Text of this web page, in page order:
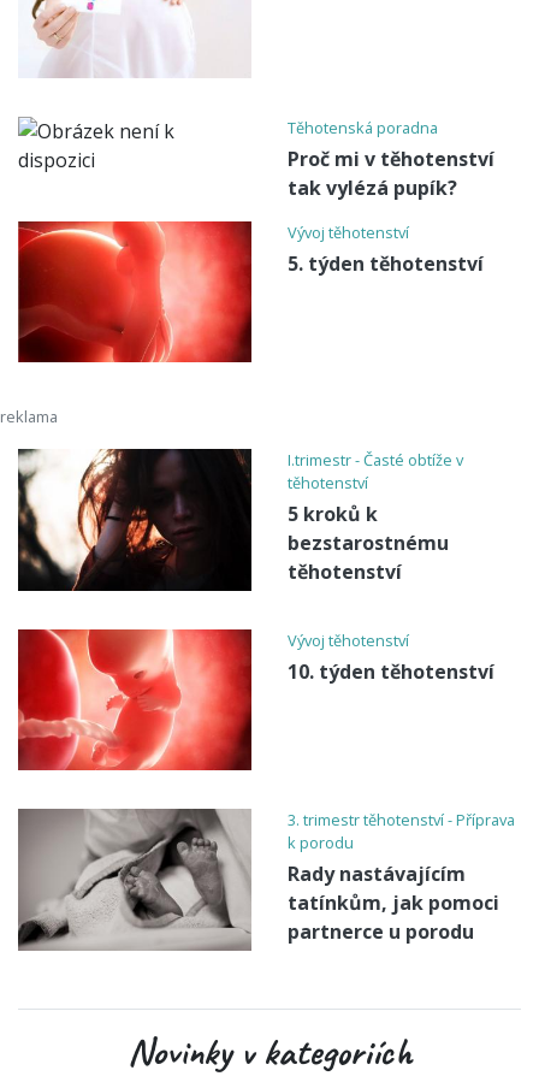
Těhotenská poradna
Proč mi v těhotenství
tak vylézá pupík?
Vývoj těhotenství
5. týden těhotenství
I.trimestr - Časté obtíže v
těhotenství
5 kroků k
bezstarostnému
těhotenství
Vývoj těhotenství
10. týden těhotenství
3. trimestr těhotenství - Příprava
k porodu
Rady nastávajícím
tatínkům, jak pomoci
partnerce u porodu
Novinky v kategoriích